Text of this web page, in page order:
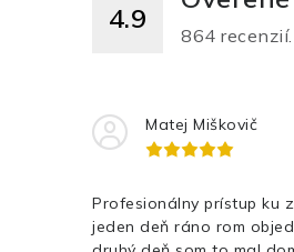
4.9
864 recenzií.
Matej Miškovič
Profesionálny prístup ku
jeden deň ráno rom